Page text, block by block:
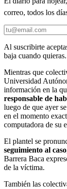
correo, todos los
Al suscribirte
baja cuando quieras.
Mientras que
Universidad
información en la
responsable de
luego de que ayer
en el momento
computadora de su
El plantel se
seguimiento al caso
Barrera Baca
de la víctima.
También las